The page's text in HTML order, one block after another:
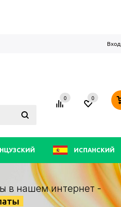
Вход
0 0
ИСПАНСКИЙ
в нашем интернет -